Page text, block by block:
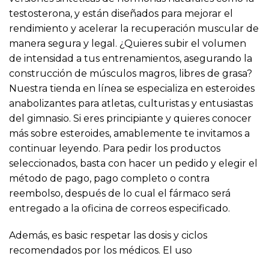
testosterona, y están diseñados para mejorar el
rendimiento y acelerar la recuperación muscular de
manera segura y legal. ¿Quieres subir el volumen
de intensidad a tus entrenamientos, asegurando la
construcción de músculos magros, libres de grasa?
Nuestra tienda en línea se especializa en esteroides
anabolizantes para atletas, culturistas y entusiastas
del gimnasio. Si eres principiante y quieres conocer
más sobre esteroides, amablemente te invitamos a
continuar leyendo. Para pedir los productos
seleccionados, basta con hacer un pedido y elegir el
método de pago, pago completo o contra
reembolso, después de lo cual el fármaco será
entregado a la oficina de correos especificado.
Además, es basic respetar las dosis y ciclos
recomendados por los médicos. El uso